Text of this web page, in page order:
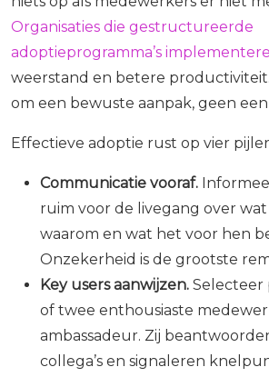
Organisaties die gestructureerde
adoptieprogramma’s
weerstand en betere
om een bewuste aanpak, geen
Effectieve adoptie rust op vier
Communicatie vooraf.
ruim voor de livegang over
waarom en wat het voor hen
Onzekerheid is de grootste
Key users aanwijzen. Selecteer
of twee enthousiaste
ambassadeur. Zij
collega’s en signaleren